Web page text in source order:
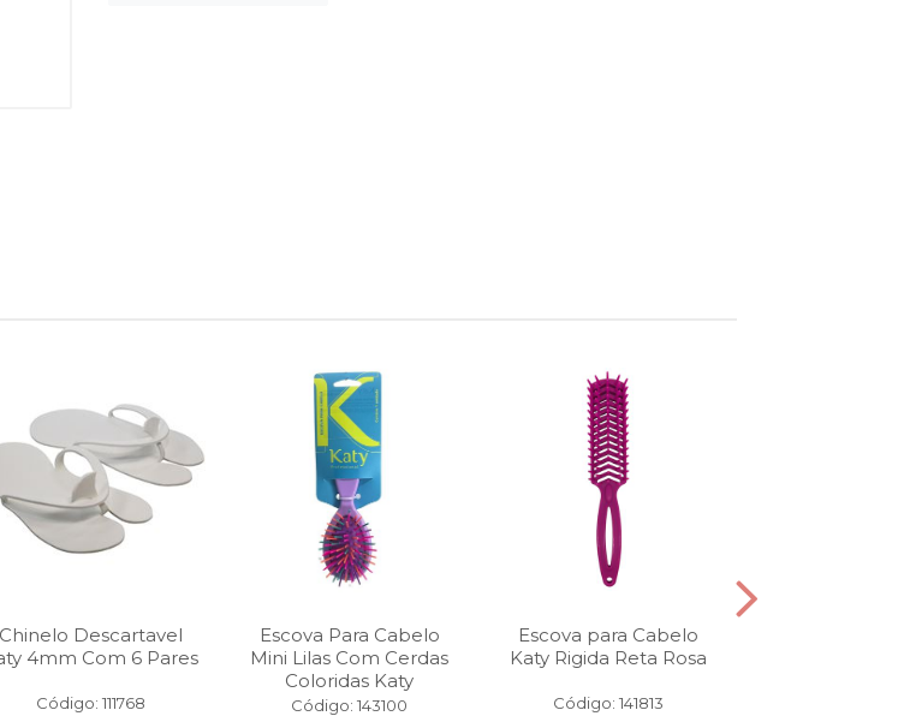
Chinelo Descartavel
4mm Com 6 Pares
Código: 111768
Escova Para Cabelo
Mini Lilas Com Cerdas
Coloridas Katy
Código: 143100
Escova para Cabelo
Katy Rigida Reta Rosa
Código: 141813